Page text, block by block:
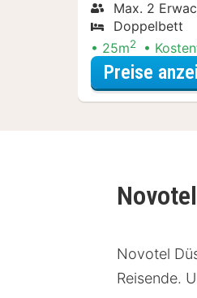
Max. 2
Doppelbett
25m2
Preise
Novotel
Reisende.